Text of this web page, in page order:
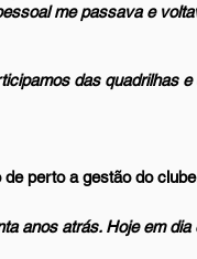
me passava e
das quadrilhas
perto a gestão do
anos atrás. Hoje em